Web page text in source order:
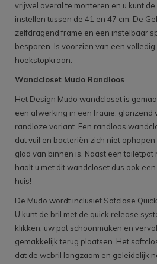
vrijwel overal te monteren en u kunt
instellen tussen de 41 en 47 cm. De
zelfdragend frame en een instelbaar
besparen. Is voorzien van een
hoekstopkraan.
Wandcloset Mudo Randloos
Het Design Mudo wandcloset is
een afwerking in een fraaie, glanzend
randloze variant. Een randloos
dat vuil en bacteriën zich niet
glad van binnen is. Naast een toiletpot
haalt u met dit wandcloset dus ook
huis!
De Mudo wordt inclusief Sofclose
U kunt de bril met de quick release
klikken, uw pot schoonmaken en
gemakkelijk terug plaatsen. Het
dat de wcbril langzaam en geleidelijk